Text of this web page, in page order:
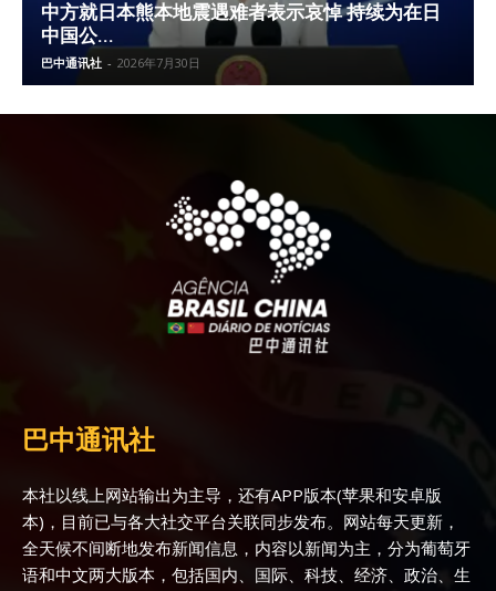
中方就日本熊本地震遇难者表示哀悼 持续为在日
中国公...
巴中通讯社 - 2026年7月30日
巴中通讯社
本社以线上网站输出为主导，还有APP版本(苹果和安卓版
本)，目前已与各大社交平台关联同步发布。网站每天更新，
全天候不间断地发布新闻信息，内容以新闻为主，分为葡萄牙
语和中文两大版本，包括国内、国际、科技、经济、政治、生